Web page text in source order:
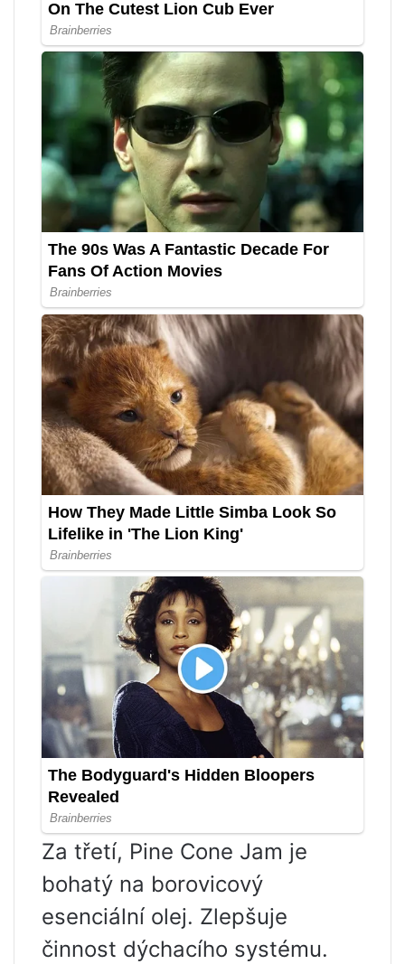
Za třetí, Pine Cone Jam je
bohatý na borovicový
esenciální olej. Zlepšuje
činnost dýchacího systému.